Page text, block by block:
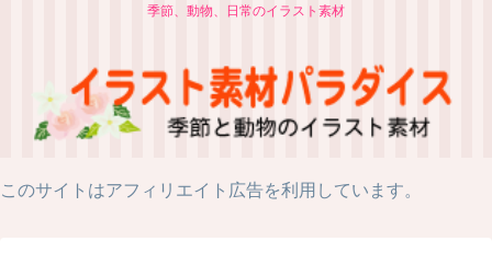
季節、動物、日常のイラスト素材
このサイトはアフィリエイト広告を利用しています。